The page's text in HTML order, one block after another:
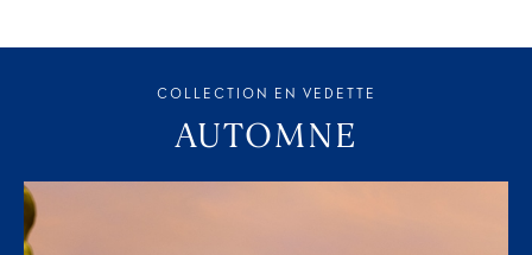
COLLECTION EN VEDETTE
AUTOMNE